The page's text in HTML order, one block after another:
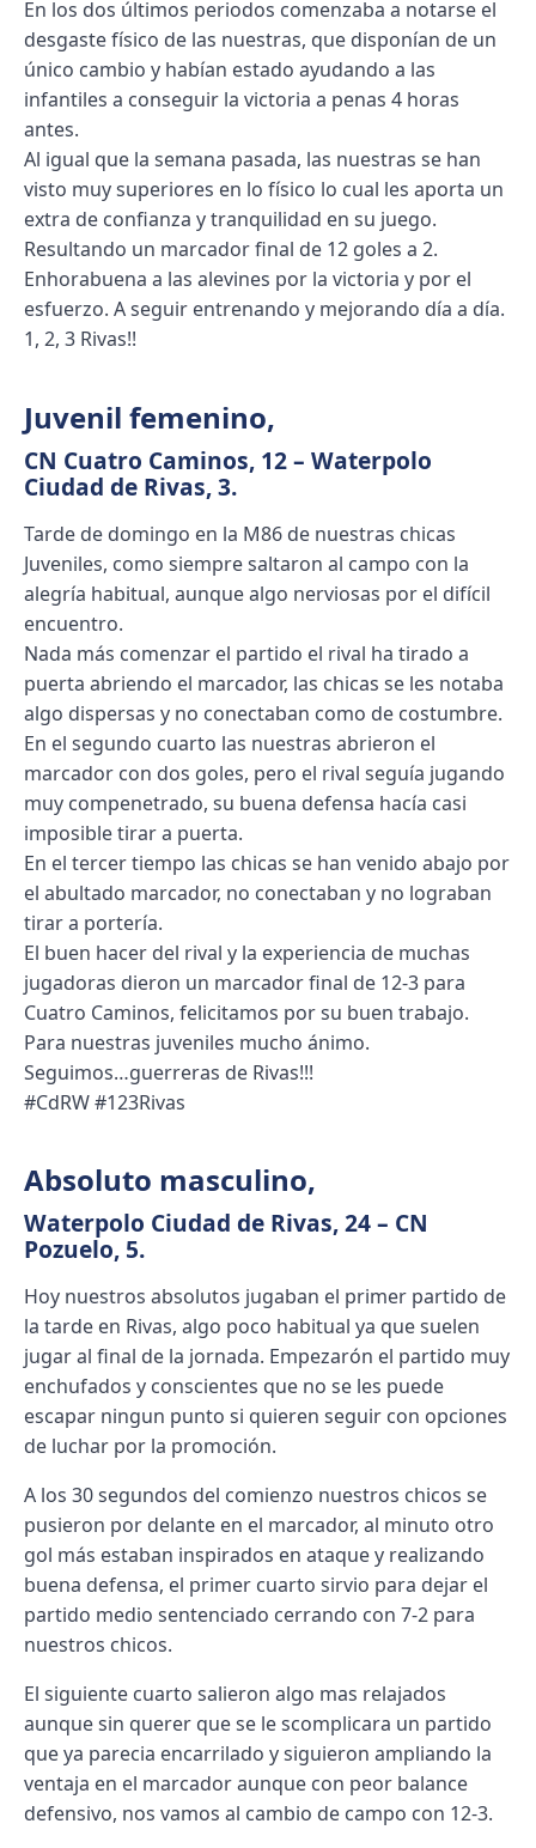
En los dos últimos periodos comenzaba a notarse el
desgaste físico de las nuestras, que disponían de un
único cambio y habían estado ayudando a las
infantiles a conseguir la victoria a penas 4 horas
antes.
Al igual que la semana pasada, las nuestras se han
visto muy superiores en lo físico lo cual les aporta un
extra de confianza y tranquilidad en su juego.
Resultando un marcador final de 12 goles a 2.
Enhorabuena a las alevines por la victoria y por el
esfuerzo. A seguir entrenando y mejorando día a día.
1, 2, 3 Rivas!!
Juvenil femenino,
CN Cuatro Caminos, 12 – Waterpolo
Ciudad de Rivas, 3.
Tarde de domingo en la M86 de nuestras chicas
Juveniles, como siempre saltaron al campo con la
alegría habitual, aunque algo nerviosas por el difícil
encuentro.
Nada más comenzar el partido el rival ha tirado a
puerta abriendo el marcador, las chicas se les notaba
algo dispersas y no conectaban como de costumbre.
En el segundo cuarto las nuestras abrieron el
marcador con dos goles, pero el rival seguía jugando
muy compenetrado, su buena defensa hacía casi
imposible tirar a puerta.
En el tercer tiempo las chicas se han venido abajo por
el abultado marcador, no conectaban y no lograban
tirar a portería.
El buen hacer del rival y la experiencia de muchas
jugadoras dieron un marcador final de 12-3 para
Cuatro Caminos, felicitamos por su buen trabajo.
Para nuestras juveniles mucho ánimo.
Seguimos…guerreras de Rivas!!!
#CdRW #123Rivas
Absoluto masculino,
Waterpolo Ciudad de Rivas, 24 – CN
Pozuelo, 5.
Hoy nuestros absolutos jugaban el primer partido de
la tarde en Rivas, algo poco habitual ya que suelen
jugar al final de la jornada. Empezarón el partido muy
enchufados y conscientes que no se les puede
escapar ningun punto si quieren seguir con opciones
de luchar por la promoción.
A los 30 segundos del comienzo nuestros chicos se
pusieron por delante en el marcador, al minuto otro
gol más estaban inspirados en ataque y realizando
buena defensa, el primer cuarto sirvio para dejar el
partido medio sentenciado cerrando con 7-2 para
nuestros chicos.
El siguiente cuarto salieron algo mas relajados
aunque sin querer que se le scomplicara un partido
que ya parecia encarrilado y siguieron ampliando la
ventaja en el marcador aunque con peor balance
defensivo, nos vamos al cambio de campo con 12-3.